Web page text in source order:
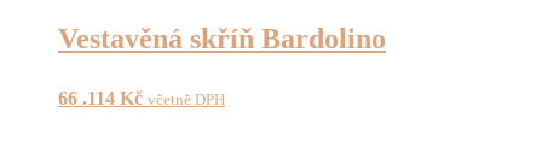
Vestavěná skříň Bardolino
66 .114 Kč včetně DPH